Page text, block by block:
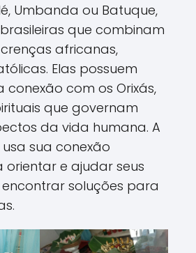
Umbanda ou Batuque,
que combinam
africanas,
Elas possuem
com os Orixás,
que governam
da vida humana. A
sua conexão
orientar e ajudar seus
soluções para